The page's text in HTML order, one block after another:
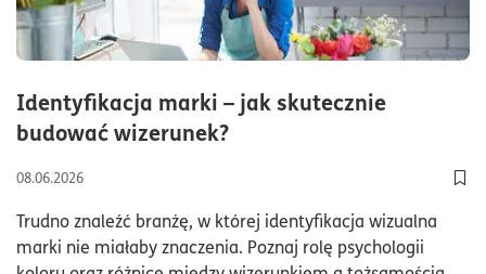
Identyfikacja marki – jak skutecznie
budować wizerunek?czas czytania8minuty
08.06.2026
Trudno znaleźć branżę, w której identyfikacja wizualna
marki nie miałaby znaczenia. Poznaj rolę psychologii